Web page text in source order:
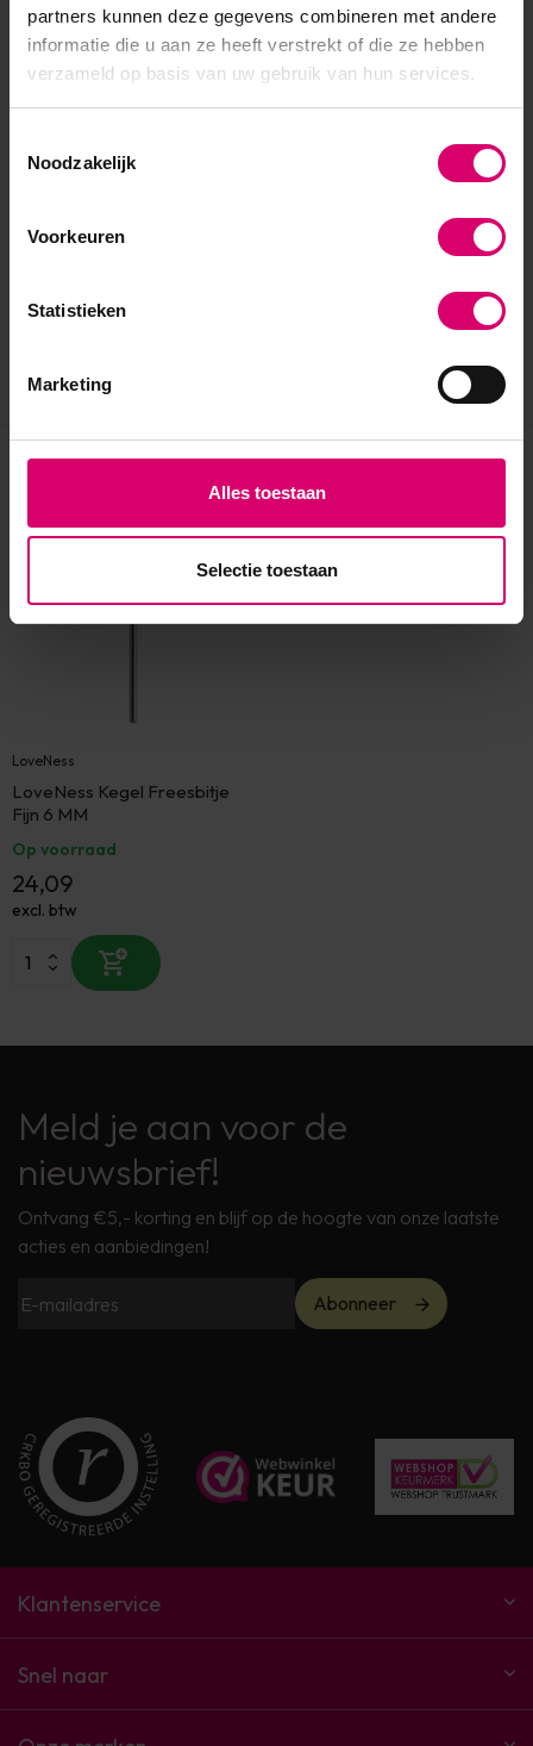
partners kunnen deze gegevens combineren met andere
informatie die u aan ze heeft verstrekt of die ze hebben
verzameld op basis van uw gebruik van hun services.
Noodzakelijk
Voorkeuren
Statistieken
Marketing
Alles toestaan
Selectie toestaan
LoveNess
LoveNess Kegel Freesbitje
Fijn 6 MM
Op voorraad
24,09
excl. btw
Meld je aan voor de
nieuwsbrief!
Ontvang €5,- korting en blijf op de hoogte van onze laatste
acties en aanbiedingen!
Abonneer
Klantenservice
Snel naar